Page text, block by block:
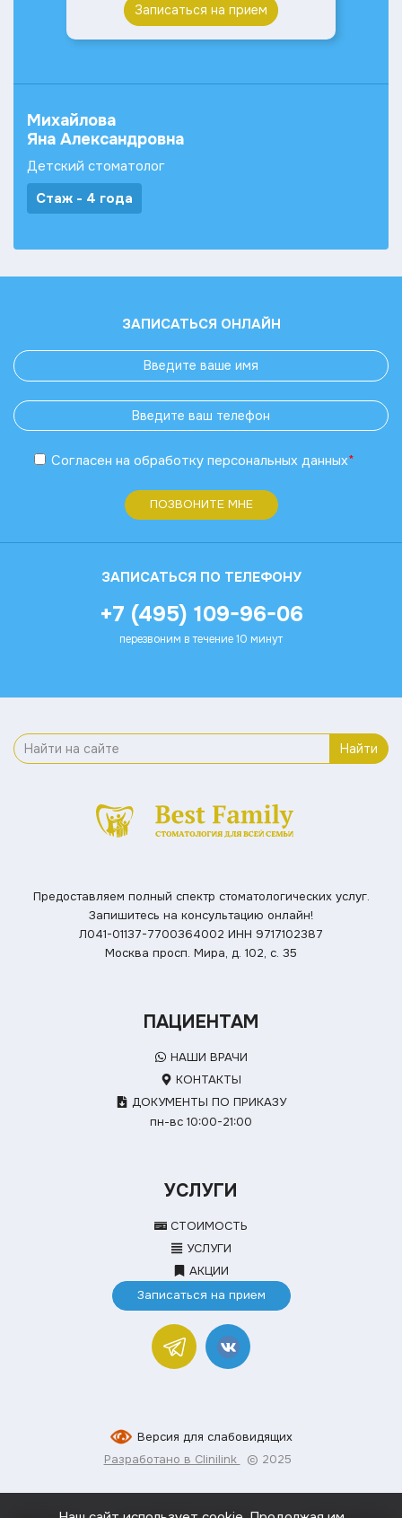
Записаться на прием
Михайлова
Яна Александровна
Детский стоматолог
Стаж - 4 года
ЗАПИСАТЬСЯ ОНЛАЙН
Согласен на обработку персональных данных*
ПОЗВОНИТЕ МНЕ
ЗАПИСАТЬСЯ ПО ТЕЛЕФОНУ
+7 (495) 109-96-06
перезвоним в течение 10 минут
Найти
Предоставляем полный спектр стоматологических услуг.
Запишитесь на консультацию онлайн!
Л041-01137-7700364002 ИНН 9717102387
Москва просп. Мира, д. 102, с. 35
ПАЦИЕНТАМ
НАШИ ВРАЧИ
КОНТАКТЫ
ДОКУМЕНТЫ ПО ПРИКАЗУ
пн-вс 10:00-21:00
УСЛУГИ
СТОИМОСТЬ
УСЛУГИ
АКЦИИ
Записаться на прием
Версия для слабовидящих
Разработано в Clinilink
© 2025